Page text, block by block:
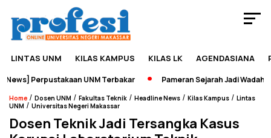
LINTAS UNM KILAS KAMPUS KILAS LK AGENDASIANA
Perpustakaan UNM Terbakar Pameran Sejarah Jadi Wadah
Home / Dosen UNM / Fakultas Teknik / Headline News / Kilas Kampus / Lintas
UNM / Universitas Negeri Makassar
Dosen Teknik Jadi Tersangka Kasus